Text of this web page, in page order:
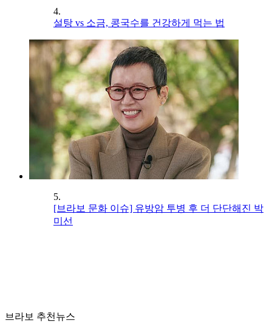
4.
설탕 vs 소금, 콩국수를 건강하게 먹는 법
5.
[브라보 문화 이슈] 유방암 투병 후 더 단단해진 박
미선
브라보 추천뉴스